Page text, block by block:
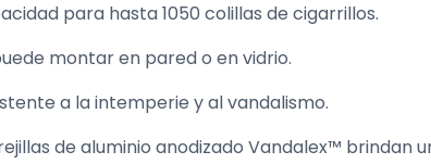
para hasta 1050 colillas de cigarrillos.
montar en pared o en vidrio.
a la intemperie y al vandalismo.
de aluminio anodizado Vandalex™ brindan